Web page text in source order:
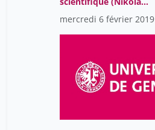
Simpson) - 2
mercredi 6 février 2019